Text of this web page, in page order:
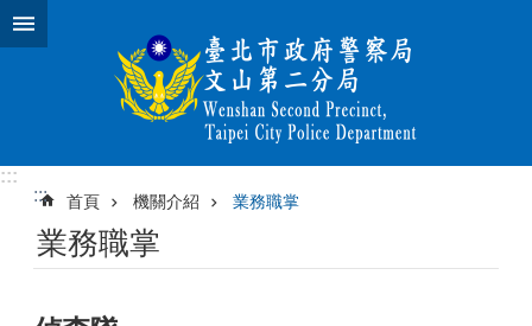
跳到主要內容區塊
:::
:::
首頁 機關介紹 業務職掌
業務職掌